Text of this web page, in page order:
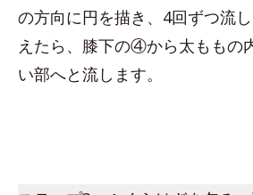
の方向に円を描き、4回ずつ流
えたら、膝下の④から太ももの
い部へと流します。